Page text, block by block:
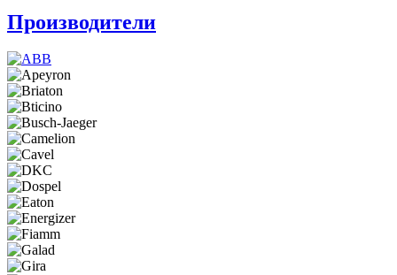
Производители